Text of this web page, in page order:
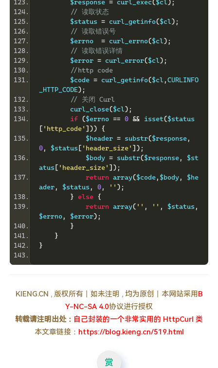
        $response
= curl_exec($cl);
// 读取状态
        $status
= curl_getinfo($cl);
// 读取错误号
        $errno
= curl_errno($cl);
// 读取错误详情
        $error
= curl_error($cl);
//http code
        $code
= curl_getinfo($cl ,CURLINFO
_HTTP_CODE);
// 关闭 Curl
        curl_close
($cl);
if ($errno == 0 && isset($status
[ 'http_code' ]))
{
            $header
= substr($response,
0, $status [ 'header_size' ]);
            $body
= substr($response,
$st
atus [ 'header_size' ]);
return array($code, $body,
$he
ader, $status , 0, '' );
}
else {
return array( '' , '' , $status ,
$errno, $error);
}
}
}
KIENG.CN , 版权所有丨如未注明 , 均为原创丨本网站采用 B
Y-NC-SA 4.0协议进行授权
转载请注明出处： 自己封装的一个非常实用的 HttpCurl 类
本文章链接： https://blog.kieng.cn/519.html
赏